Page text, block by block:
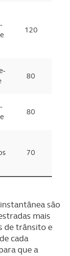
120
80
80
70
são
mais
de trânsito e
cada
que a